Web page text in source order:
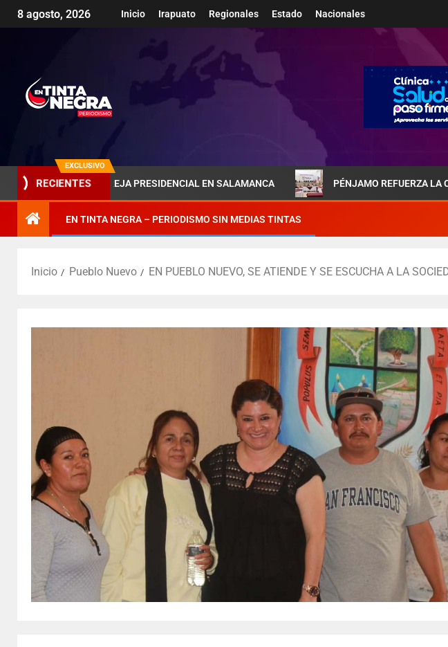
8 agosto, 2026 Inicio Irapuato Regionales Estado Nacionales
EXCLUSIVO
RECIENTES
DE LA PAREJA PRESIDENCIAL EN SALAMANCA PÉNJAMO REFUERZA LA
EN TINTA NEGRA – PERIODISMO SIN MEDIAS TINTAS
Inicio Pueblo Nuevo EN PUEBLO NUEVO, SE ATIENDE Y SE ESCUCHA A LA